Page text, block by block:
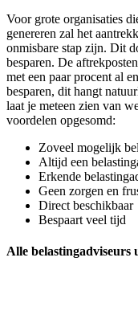
Voor grote organisaties
genereren zal het
onmisbare stap zijn. Dit
besparen. De
met een paar procent al
besparen, dit hangt
laat je meteen zien van
voordelen opgesomd:
Zoveel mogelijk
Altijd een
Erkende
Geen zorgen en
Direct beschikbaar
Bespaart veel tijd
Alle belastingadviseurs